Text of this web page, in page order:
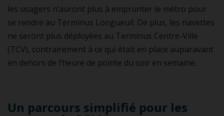
les usagers n’auront plus à emprunter le métro pour
se rendre au Terminus Longueuil. De plus, les navettes
ne seront plus déployées au Terminus Centre-Ville
(TCV), contrairement à ce qui était en place auparavant
en dehors de l’heure de pointe du soir en semaine.
Un parcours simplifié pour les